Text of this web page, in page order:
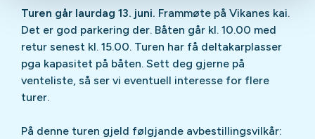
Turen går laurdag 13. juni. Frammøte på Vikanes kai.
Det er god parkering der. Båten går kl. 10.00 med
retur senest kl. 15.00. Turen har få deltakarplasser
pga kapasitet på båten. Sett deg gjerne på
venteliste, så ser vi eventuell interesse for flere
turer.
På denne turen gjeld følgjande avbestillingsvilkår: